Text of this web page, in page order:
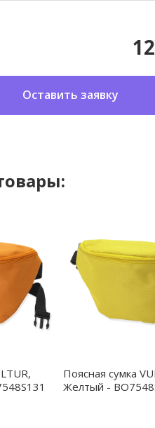
Оставить заявку
Поясная сумка
Желтый -